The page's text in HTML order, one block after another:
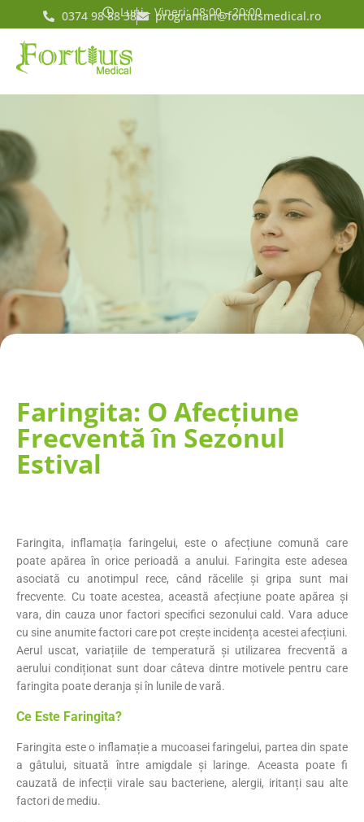
Luni - Vineri: 08:00 - 20:00
0374 98 88 38 programari@fortiusmedical.ro
Faringita: O Afecțiune
Frecventă în Sezonul
Estival
Faringita, inflamația faringelui, este o afecțiune comună care
poate apărea în orice perioadă a anului. Faringita este adesea
asociată cu anotimpul rece, când răcelile și gripa sunt mai
frecvente. Cu toate acestea, această afecțiune poate apărea și
vara, din cauza unor factori specifici sezonului cald. Vara aduce
cu sine anumite factori care pot crește incidența acestei afecțiuni.
Aerul uscat, variațiile de temperatură și utilizarea frecventă a
aerului condiționat sunt doar câteva dintre motivele pentru care
faringita poate deranja și în lunile de vară.
Ce Este Faringita?
Faringita este o inflamație a mucoasei faringelui, partea din spate
a gâtului, situată între amigdale și laringe. Aceasta poate fi
cauzată de infecții virale sau bacteriene, alergii, iritanți sau alte
factori de mediu.